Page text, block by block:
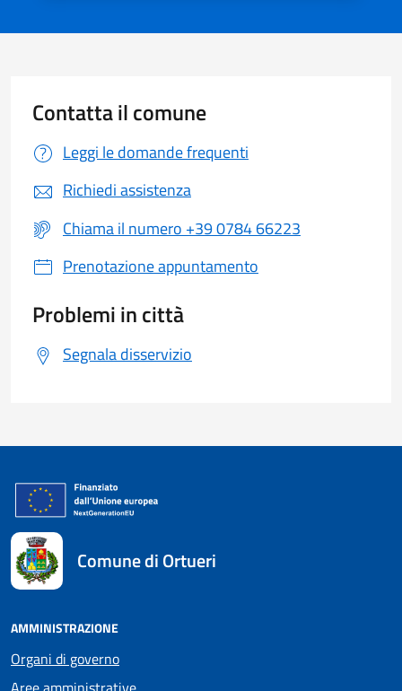
Contatta il comune
Leggi le domande frequenti
Richiedi assistenza
Chiama il numero +39 0784 66223
Prenotazione appuntamento
Problemi in città
Segnala disservizio
Comune di Ortueri
AMMINISTRAZIONE
Organi di governo